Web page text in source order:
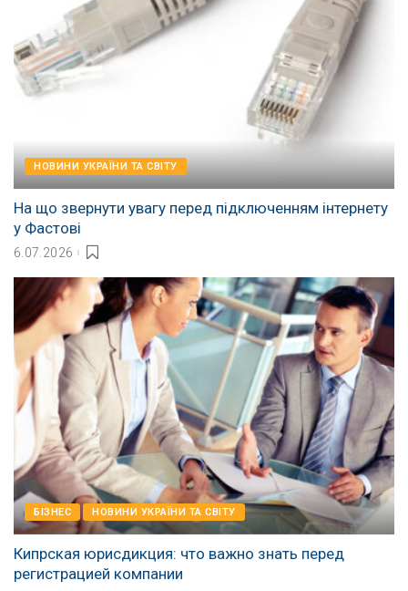
НОВИНИ УКРАЇНИ ТА СВІТУ
На що звернути увагу перед підключенням інтернету
у Фастові
6.07.2026
БІЗНЕС НОВИНИ УКРАЇНИ ТА СВІТУ
Кипрская юрисдикция: что важно знать перед
регистрацией компании